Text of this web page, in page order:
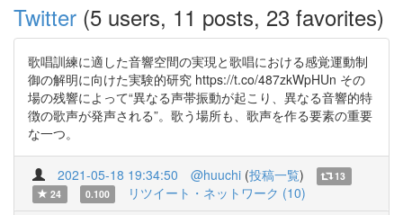
Twitter (5 users, 11 posts, 23 favorites)
歌唱訓練に適した音響空間の実現と歌唱における感覚運動制
御の解明に向けた実験的研究 https://t.co/487zkWpHUn その
場の残響によって“異なる声帯振動が起こり、異なる音響的特
徴の歌声が発声される”。歌う場所も、歌声を作る要素の重要
な一つ。
2021-05-18 19:34:50 @huuchi (投稿一覧)
13
24
0.100 リツイート・ネットワーク (10)